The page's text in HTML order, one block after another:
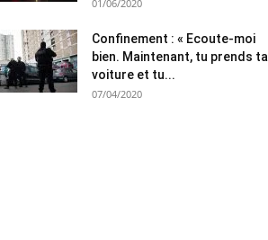
01/06/2020
Confinement : « Ecoute-moi
bien. Maintenant, tu prends ta
voiture et tu...
07/04/2020